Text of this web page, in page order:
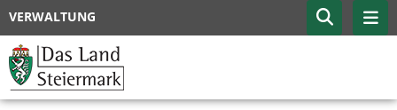
VERWALTUNG